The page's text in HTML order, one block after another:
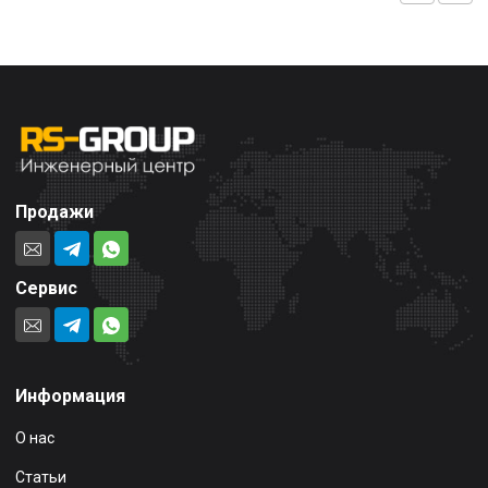
Продажи
Сервис
Информация
О нас
Статьи